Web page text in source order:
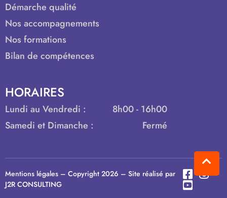
Démarche qualité
Nos accompagnements
Nos formations
Bilan de compétences
HORAIRES
Lundi au Vendredi :
8h00 - 16h00
Samedi et Dimanche :
Fermé
Mentions légales – Copyright 2026 – Site réalisé par
J2R CONSULTING